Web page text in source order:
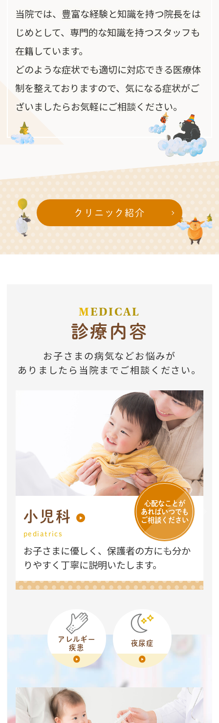
当院では、豊富な経験と知識を持つ院長をは
じめとして、専門的な知識を持つスタッフも
在籍しています。
どのような症状でも適切に対応できる医療体
制を整えておりますので、気になる症状がご
ざいましたらお気軽にご相談ください。
クリニック紹介
MEDICAL
診療内容
お子さまの病気などお悩みが
ありましたら当院までご相談ください。
小児科
pediatrics
お子さまに優しく、保護者の方にも分か
りやすく丁寧に説明いたします。
心配なことが
あればいつでも
ご相談ください
アレルギー
疾患
夜尿症